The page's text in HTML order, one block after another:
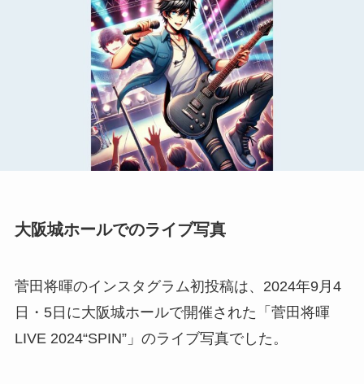
大阪城ホールでのライブ写真
菅田将暉のインスタグラム初投稿は、2024年9月4
日・5日に大阪城ホールで開催された「菅田将暉
LIVE 2024“SPIN”」のライブ写真でした。